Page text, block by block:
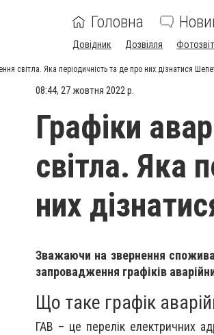
Головна
Довідник Дозвілля
світла. Яка періодичність та де про них дізнатися
08:44, 27 жовтня 2022 р.
Графіки
світла. Яка
них
Зважаючи на звернення
запровадження графіків
Що таке графік
ГАВ – це перелік електричних